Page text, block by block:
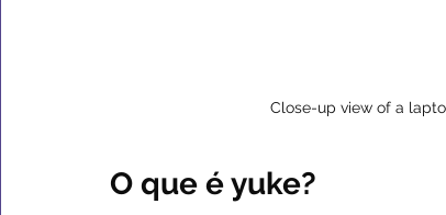
Close-up view of a
O que é yuke?